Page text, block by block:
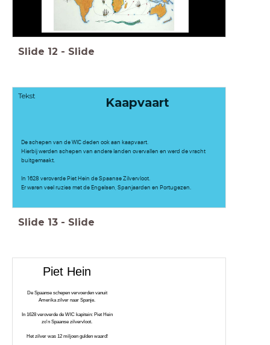
Slide 12 - Slide
Kaapvaart
De schepen van de WIC deden ook aan kaapvaart.
Hierbij werden schepen van andere landen overvallen en werd de vracht
buitgemaakt.
In 1628 veroverde Piet Hein de Spaanse Zilvervloot.
Er waren veel ruzies met de Engelsen, Spanjaarden en Portugezen.
Tekst
Slide 13 - Slide
Piet Hein
De Spaanse schepen vervoerden vanuit
Amerika zilver naar Spanje.
In 1628 veroverde de WIC kapitein: Piet Hein
zo'n Spaanse zilvervloot.
Het zilver was 12 miljoen gulden waard!